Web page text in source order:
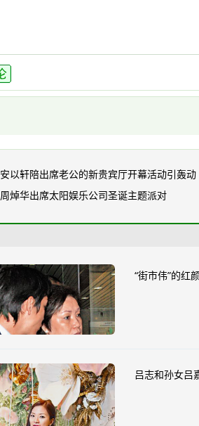
安以轩陪出席老公的新贵宾厅开幕活动引轰动
周焯华出席太阳娱乐公司圣诞主题派对
“街市伟”的红
吕志和孙女吕